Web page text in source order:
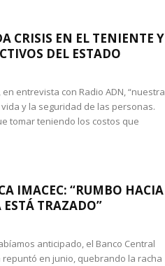
CRISIS EN EL TENIENTE Y
DEL ESTADO
entrevista con Radio ADN, “nuestra
y la seguridad de las personas.
tomar teniendo los costos que
IMACEC: “RUMBO HACIA
TRAZADO”
anticipado, el Banco Central
en junio, quebrando la racha